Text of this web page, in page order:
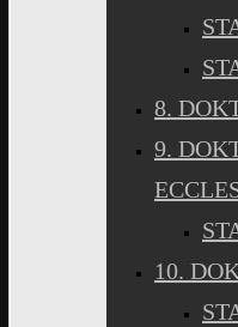
8.
9.
10.